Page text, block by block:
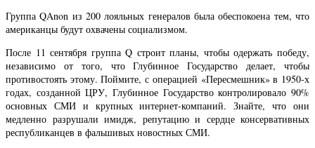
Группа QAnon из 200 лояльных генералов была обеспокоена тем, что
американцы будут охвачены социализмом.
После 11 сентября группа Q строит планы, чтобы одержать победу,
независимо от того, что Глубинное Государство делает, чтобы
противостоять этому. Поймите, с операцией «Пересмешник» в 1950-х
годах, созданной ЦРУ, Глубинное Государство контролировало 90%
основных СМИ и крупных интернет-компаний. Знайте, что они
медленно разрушали имидж, репутацию и сердце консервативных
республиканцев в фальшивых новостных СМИ.